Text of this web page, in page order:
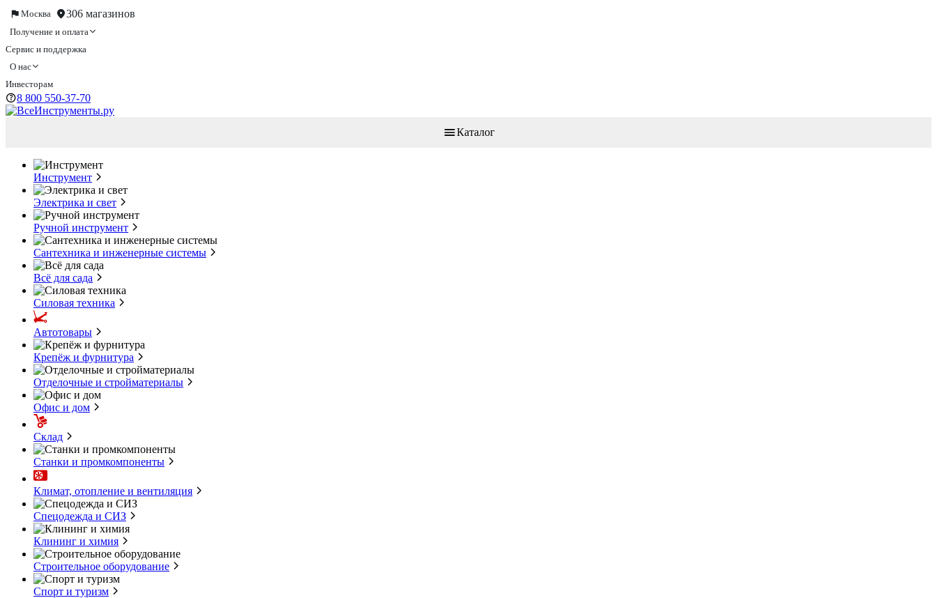
Москва 306 магазинов
Получение и оплата
Сервис и поддержка
О нас
Инвесторам
8 800 550-37-70
Каталог
Инструмент
Электрика и свет
Ручной инструмент
Сантехника и инженерные системы
Всё для сада
Силовая техника
Автотовары
Крепёж и фурнитура
Отделочные и стройматериалы
Офис и дом
Склад
Станки и промкомпоненты
Климат, отопление и вентиляция
Спецодежда и СИЗ
Клининг и химия
Строительное оборудование
Спорт и туризм